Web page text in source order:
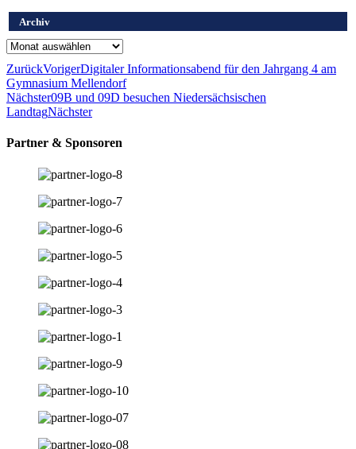
Archiv
Archiv
ZurückVorigerDigitaler Informationsabend für den Jahrgang 4 am
Gymnasium Mellendorf
Nächster09B und 09D besuchen Niedersächsischen
LandtagNächster
Partner & Sponsoren